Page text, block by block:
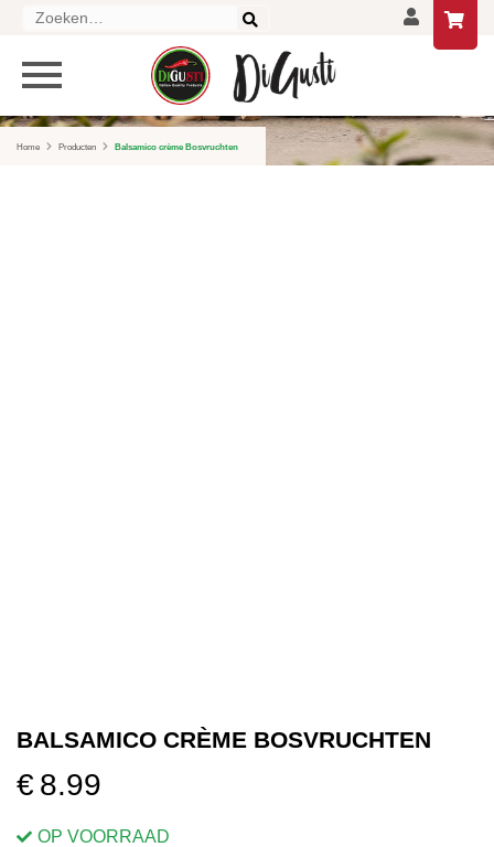
WINKELWAGEN
Zoeken
PRODUCTEN
Home Producten Balsamico crème Bosvruchten
BALSAMICO CRÈME BOSVRUCHTEN
€ 8.99
OP VOORRAAD